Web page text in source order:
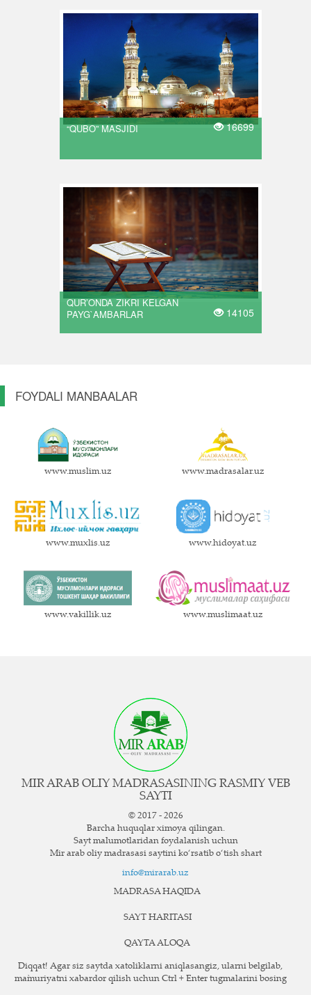
“QUBO” MASJIDI 16699
QUR’ONDA ZIKRI KELGAN
PAYG`AMBARLAR
14105
FOYDALI MANBAALAR
www.muslim.uz www.madrasalar.uz
www.muxlis.uz www.hidoyat.uz
www.vakillik.uz www.muslimaat.uz
MIR ARAB OLIY MADRASASINING RASMIY VEB
SAYTI
© 2017 - 2026
Barcha huquqlar ximoya qilingan.
Sayt ma`lumotlaridan foydalanish uchun
Mir arab oliy madrasasi saytini ko‘rsatib o‘tish shart
info@mirarab.uz
MADRASA HAQIDA
SAYT HARITASI
QAYTA ALOQA
Diqqat! Agar siz saytda xatoliklarni aniqlasangiz, ularni belgilab,
ma`muriyatni xabardor qilish uchun Ctrl + Enter tugmalarini bosing